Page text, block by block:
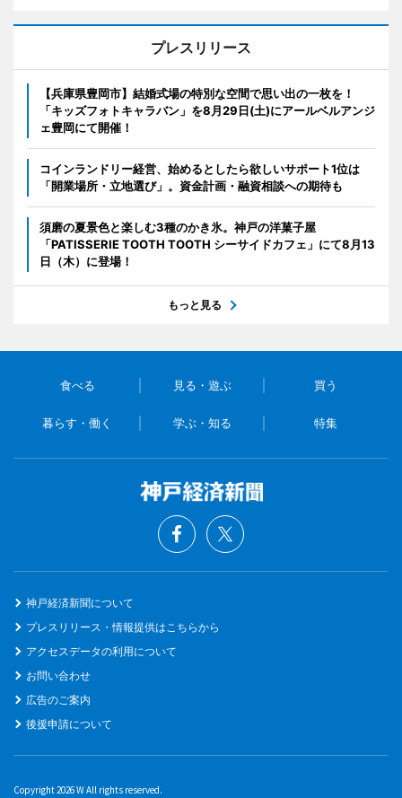
プレスリリース
【兵庫県豊岡市】結婚式場の特別な空間で思い出の一枚を！
「キッズフォトキャラバン」を8月29日(土)にアールベルアンジ
ェ豊岡にて開催！
コインランドリー経営、始めるとしたら欲しいサポート1位は
「開業場所・立地選び」。資金計画・融資相談への期待も
須磨の夏景色と楽しむ3種のかき氷。神戸の洋菓子屋
「PATISSERIE TOOTH TOOTH シーサイドカフェ」にて8月13
日（木）に登場！
もっと見る
食べる 見る・遊ぶ 買う
暮らす・働く 学ぶ・知る 特集
神戸経済新聞について
プレスリリース・情報提供はこちらから
アクセスデータの利用について
お問い合わせ
広告のご案内
後援申請について
Copyright 2026 W All rights reserved.